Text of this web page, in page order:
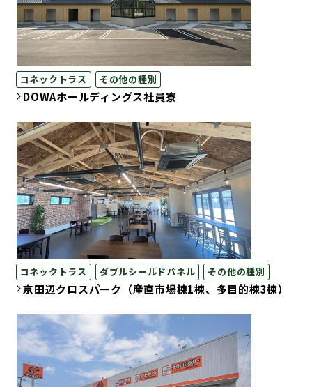
コネックトラス その他の種別
DOWAホールディングス社員寮
コネックトラス ダブルシールドパネル その他の種別
京田辺クロスパーク（産直市場棟1棟、多目的棟3棟）